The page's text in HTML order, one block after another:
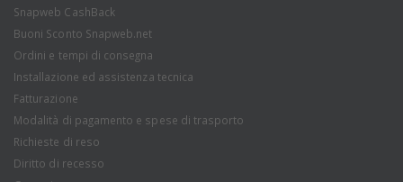
Snapweb CashBack
Buoni Sconto Snapweb.net
Ordini e tempi di consegna
Installazione ed assistenza tecnica
Fatturazione
Modalità di pagamento e spese di trasporto
Richieste di reso
Diritto di recesso